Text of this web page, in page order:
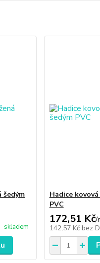
šedým
skladem
Hadice
PVC
172,51 Kč/
142,57 Kč bez